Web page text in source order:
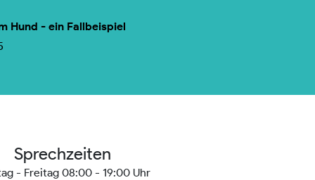
Hund - ein Fallbeispiel
Sprechzeiten
- Freitag 08:00 - 19:00 Uhr